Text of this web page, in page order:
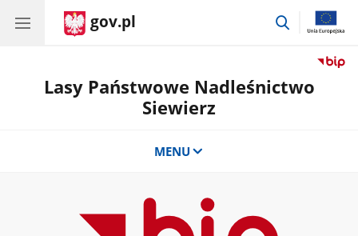
gov.pl
przejdź
Lasy Państwowe Nadleśnictwo
Siewierz
MENU